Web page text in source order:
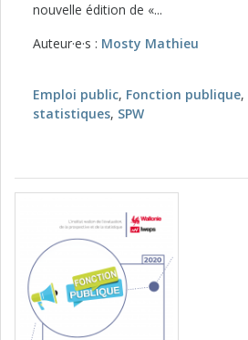
nouvelle édition de «...
Auteur·e·s : Mosty Mathieu
Emploi public, Fonction publique,
statistiques, SPW